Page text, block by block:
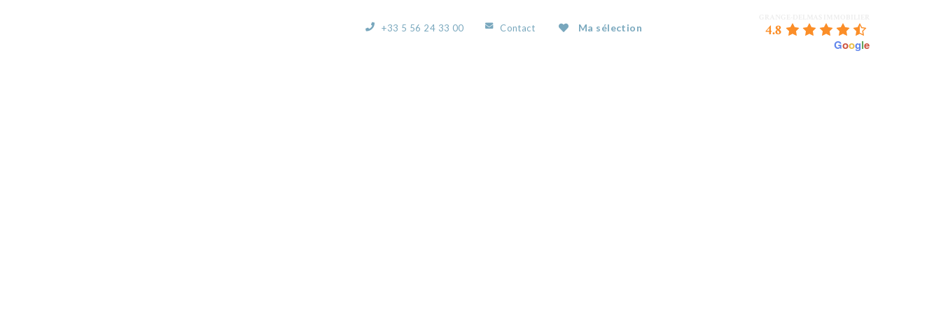
+33 5 56 24 33 00 Contact Ma sélection 4.8
Google